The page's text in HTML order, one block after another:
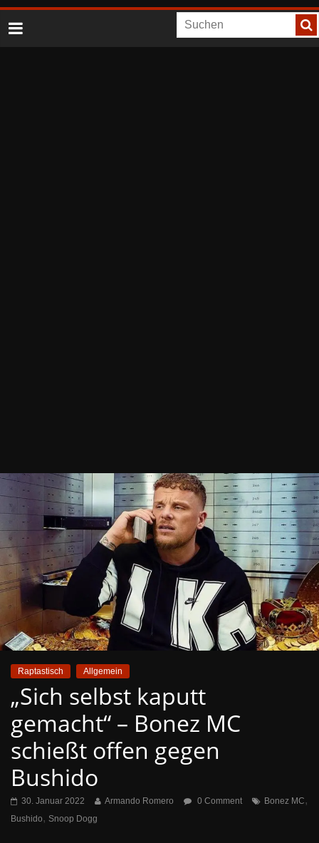
Raptastisch Allgemein
„Sich selbst kaputt
gemacht“ – Bonez MC
schießt offen gegen
Bushido
30. Januar 2022 Armando Romero 0 Comment Bonez MC,
Bushido, Snoop Dogg